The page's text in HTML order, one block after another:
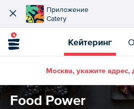
Приложение
Catery
Кейтеринг
Москва, укажите адрес,
Food Power